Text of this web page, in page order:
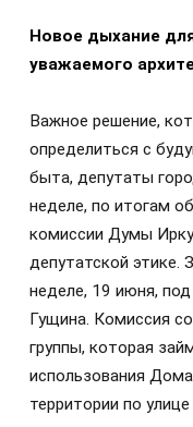
Новое дыхание
уважаемого
Важное решение,
определиться с
быта, депутаты
неделе, по итогам
комиссии Думы
депутатской этике.
неделе, 19 июня,
Гущина. Комиссия
группы, которая
использования
территории по